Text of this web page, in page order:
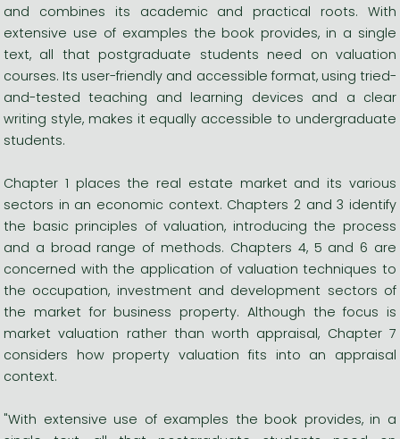
and combines its academic and practical roots. With
extensive use of examples the book provides, in a single
text, all that postgraduate students need on valuation
courses. Its user-friendly and accessible format, using tried-
and-tested teaching and learning devices and a clear
writing style, makes it equally accessible to undergraduate
students.
Chapter 1 places the real estate market and its various
sectors in an economic context. Chapters 2 and 3 identify
the basic principles of valuation, introducing the process
and a broad range of methods. Chapters 4, 5 and 6 are
concerned with the application of valuation techniques to
the occupation, investment and development sectors of
the market for business property. Although the focus is
market valuation rather than worth appraisal, Chapter 7
considers how property valuation fits into an appraisal
context.
"With extensive use of examples the book provides, in a